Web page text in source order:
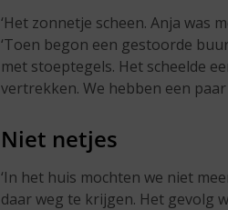
‘Het zonnetje scheen. Anja was
‘Toen begon een gestoorde
met stoeptegels. Het scheelde
vertrekken. We hebben een
Niet netjes
‘In het huis mochten we niet
daar weg te krijgen. Het gevolg